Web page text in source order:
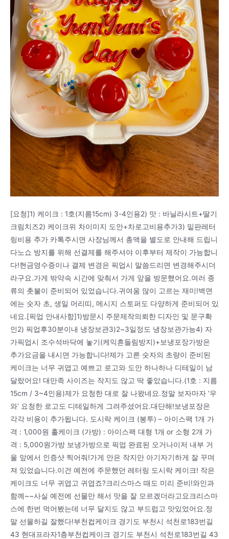
[요청]1) 케이크 : 1호(지름15cm) 3-4인용2) 맛 : 바닐라시트+딸기
크림치즈2) 케이크위 차이미지 도안+차로고비용추가3) 밑판레터
링비용 추가 카톡주시면 사장님께서 총액을 별도로 안내해 드립니
다노쇼 방지를 위해 선결제를 해주셔야 이후부터 제작이 가능합니
다!현금영수증이나 결제 변경은 픽업시 말씀드리면 변경해주시더
라구요.가게 밖약속 시간에 맞춰서 가게 앞을 방문했어요.여러 종
류의 촛불이 준비되어 있었습니다.귀여움 많이 고르는 재미!벽면
에는 숫자 초, 생일 머리띠, 메시지 스토퍼도 다양하게 준비되어 있
네요.[픽업 안내사항]1)방문시 주문제작의뢰한 디자인 및 문구확
인2) 픽업후30분이내 냉장보관3)2~3일정도 냉장보관가능4) 자
가픽업시 조수석바닥에 놓기(케익흔들림방지)+보냉포장가방은
추가요금을 내시면 가능합니다!제가 고른 숫자의 초량이 준비된
케이크는 너무 귀엽고 예쁘고 로고와 도안 하나하나 디테일이 남
달랐어요! 대만족 사이즈는 작지도 않고 딱 좋았습니다.(1호 : 지름
15cm / 3~4인용)제가 요청한 대로 잘 나왔네요.정말 보자마자 ‘우
와’ 요청한 로고도 디테일하게 그려주셨어요.대단해!보냉포장은
각각 비용이 추가됩니다. 도시락 케이크 (봉투) – 아이스팩 1개 가
격 : 1,000원 홀케이크 (가방) : 아이스팩 대형 1개 or 소형 2개 가
격 : 5,000원가방 보냉가방으로 픽업 완료된 오거나이저 내부 거
울 앞에서 인증샷 찍어줘!가게 안은 작지만 아기자기하게 잘 꾸며
져 있었습니다.이건 예전에 주문했던 레터링 도시락 케이크! 작은
케이크도 너무 귀엽고 귀엽죠?크리스마스 때도 미리 준비!와인과
함께~~사실 예전에 선물만 해서 맛을 잘 모르겠더라고요크리스마
스에 한번 먹어봤는데 너무 달지도 않고 부드럽고 맛있었어요.정
말 선물하길 잘했다!부천컵케이크 경기도 부천시 석천로183번길
43 현대프라자1층부천컵케이크 경기도 부천시 석천로183번길 43